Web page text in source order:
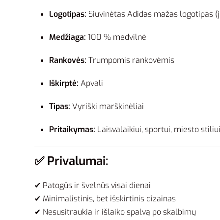
Logotipas: Siuvinėtas Adidas mažas logotipas
Medžiaga: 100 % medvilnė
Rankovės: Trumpomis rankovėmis
Iškirptė: Apvali
Tipas: Vyriški marškinėliai
Pritaikymas: Laisvalaikiui, sportui, miesto stiliui
✅Privalumai:
✔ Patogūs ir švelnūs visai dienai
✔ Minimalistinis, bet išskirtinis dizainas
✔ Nesusitraukia ir išlaiko spalvą po skalbimų